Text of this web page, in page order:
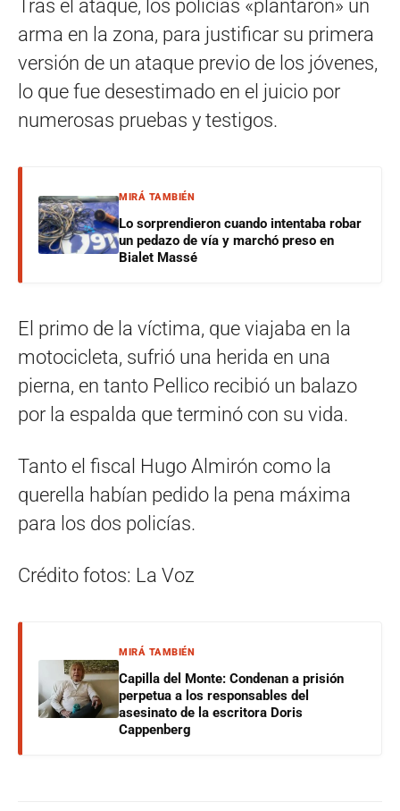
Tras el ataque, los policías «plantaron» un
arma en la zona, para justificar su primera
versión de un ataque previo de los jóvenes,
lo que fue desestimado en el juicio por
numerosas pruebas y testigos.
MIRÁ TAMBIÉN
Lo sorprendieron cuando intentaba robar
un pedazo de vía y marchó preso en
Bialet Massé
El primo de la víctima, que viajaba en la
motocicleta, sufrió una herida en una
pierna, en tanto Pellico recibió un balazo
por la espalda que terminó con su vida.
Tanto el fiscal Hugo Almirón como la
querella habían pedido la pena máxima
para los dos policías.
Crédito fotos: La Voz
MIRÁ TAMBIÉN
Capilla del Monte: Condenan a prisión
perpetua a los responsables del
asesinato de la escritora Doris
Cappenberg